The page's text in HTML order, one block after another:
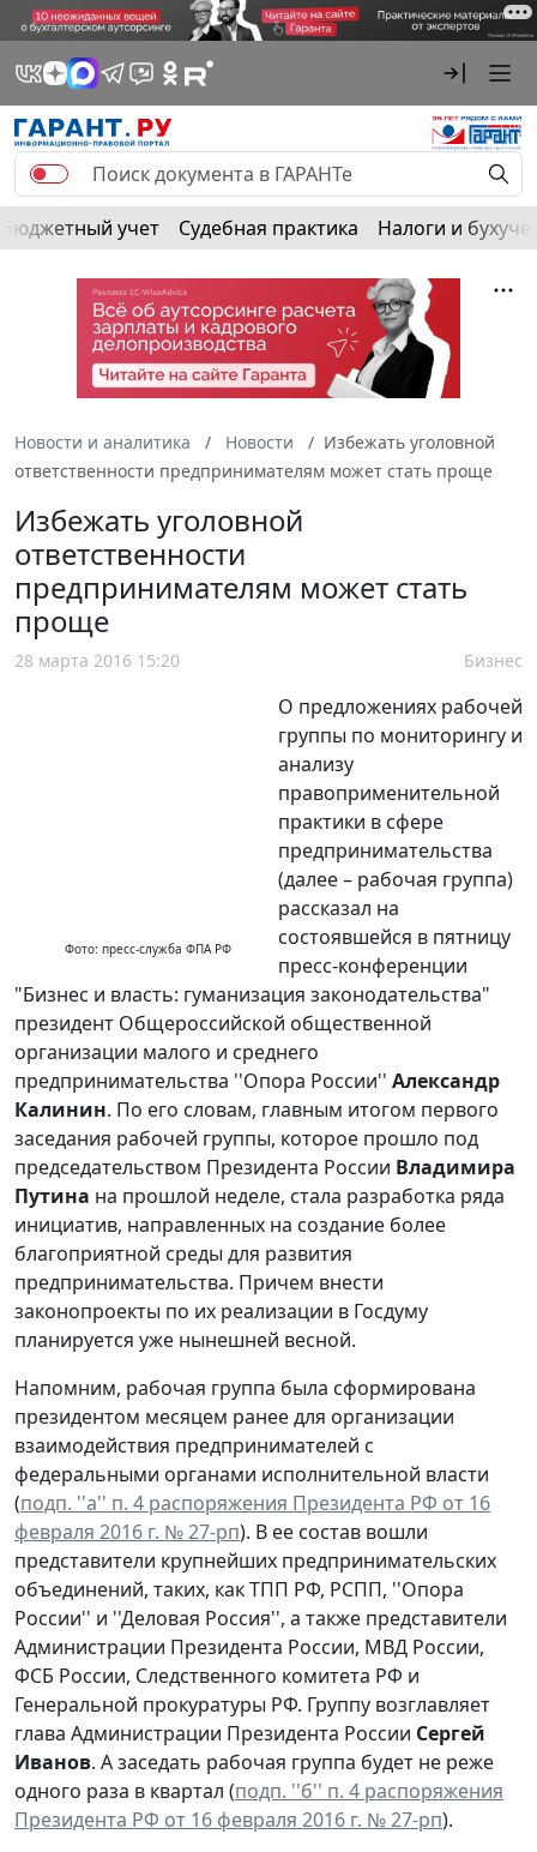
Бюджетный учет Судебная практика Налоги и
Новости и аналитика Новости
Избежать уголовной
ответственности предпринимателям может стать проще
Избежать уголовной
ответственности
предпринимателям может стать
проще
28 марта 2016 15:20 Бизнес
Фото: пресс-служба ФПА РФ
О предложениях рабочей
группы по мониторингу и
анализу
правоприменительной
практики в сфере
предпринимательства
(далее – рабочая группа)
рассказал на
состоявшейся в пятницу
пресс-конференции
"Бизнес и власть: гуманизация законодательства"
президент Общероссийской общественной
организации малого и среднего
предпринимательства ''Опора России'' Александр
Калинин. По его словам, главным итогом первого
заседания рабочей группы, которое прошло под
председательством Президента России Владимира
Путина на прошлой неделе, стала разработка ряда
инициатив, направленных на создание более
благоприятной среды для развития
предпринимательства. Причем внести
законопроекты по их реализации в Госдуму
планируется уже нынешней весной.
Напомним, рабочая группа была сформирована
президентом месяцем ранее для организации
взаимодействия предпринимателей с
федеральными органами исполнительной власти
(подп. ''а'' п. 4 распоряжения Президента РФ от 16
февраля 2016 г. № 27-рп). В ее состав вошли
представители крупнейших предпринимательских
объединений, таких, как ТПП РФ, РСПП, ''Опора
России'' и ''Деловая Россия'', а также представители
Администрации Президента России, МВД России,
ФСБ России, Следственного комитета РФ и
Генеральной прокуратуры РФ. Группу возглавляет
глава Администрации Президента России Сергей
Иванов. А заседать рабочая группа будет не реже
одного раза в квартал (подп. ''б'' п. 4 распоряжения
Президента РФ от 16 февраля 2016 г. № 27-рп).